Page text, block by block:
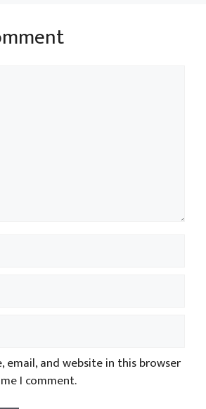
email, and website in this browser
I comment.